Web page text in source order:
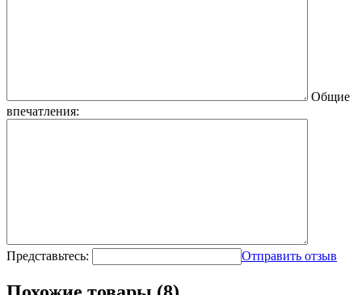
Общие
впечатления:
Представьтесь: Отправить отзыв